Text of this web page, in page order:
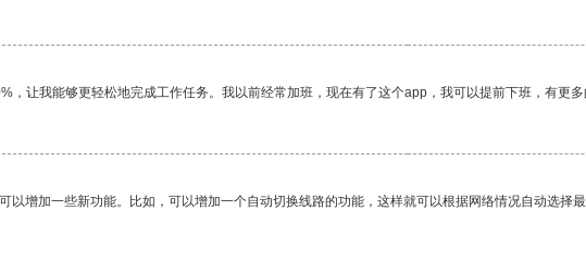
，让我能够更轻松地完成工作任务。我以前经常加班，现在有了这个app，我可以提前下班，有更多
以增加一些新功能。比如，可以增加一个自动切换线路的功能，这样就可以根据网络情况自动选择